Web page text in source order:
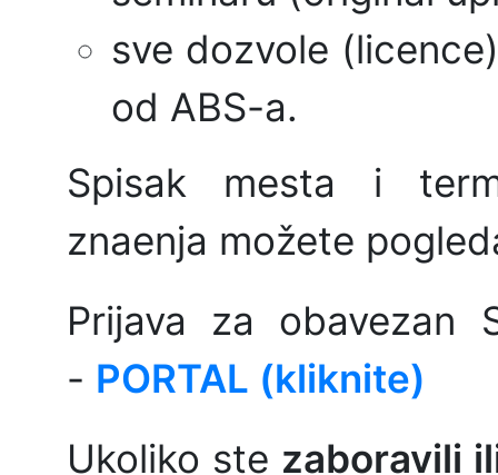
sve dozvole
od ABS-a.
Spisak mesta i
znaenja možete
Prijava za obavezan
- PORTAL (kliknite)
Ukoliko ste zaboravili